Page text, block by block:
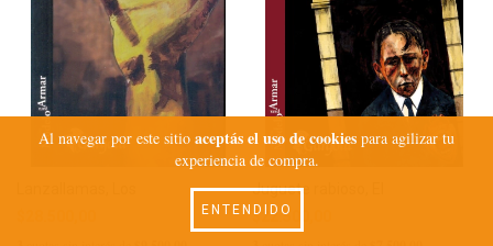
Al navegar por este sitio aceptás el uso de cookies para agilizar tu
experiencia de compra.
ENTENDIDO
Juguete rabioso, El
$22.500,00